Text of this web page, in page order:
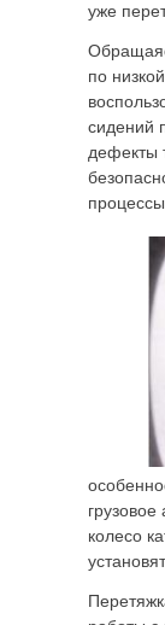
уже
по
сидений
дефекты
колесо